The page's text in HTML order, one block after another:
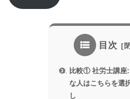
目次
比較① 社労士講座
な人はこちらを選
し